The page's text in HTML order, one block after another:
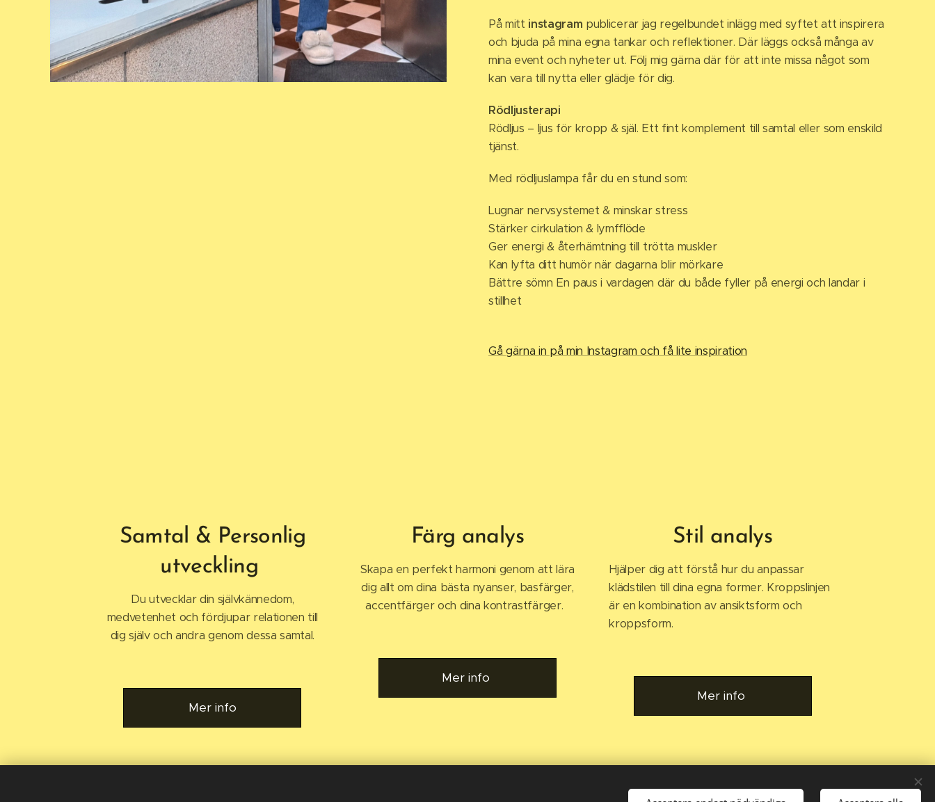
På mitt instagram publicerar jag regelbundet inlägg med syftet att inspirera
och bjuda på mina egna tankar och reflektioner. Där läggs också många av
mina event och nyheter ut. Följ mig gärna där för att inte missa något som
kan vara till nytta eller glädje för dig.
Rödljusterapi
Rödljus – ljus för kropp & själ. Ett fint komplement till samtal eller som enskild
tjänst.
Med rödljuslampa får du en stund som:
Lugnar nervsystemet & minskar stress
Stärker cirkulation & lymfflöde
Ger energi & återhämtning till trötta muskler
Kan lyfta ditt humör när dagarna blir mörkare
Bättre sömn En paus i vardagen där du både fyller på energi och landar i
stillhet
Gå gärna in på min Instagram och få lite inspiration
Samtal & Personlig
utveckling
Du utvecklar din självkännedom,
medvetenhet och fördjupar relationen till
dig själv och andra genom dessa samtal.
Mer info
Färg analys
Skapa en perfekt harmoni genom att lära
dig allt om dina bästa nyanser, basfärger,
accentfärger och dina kontrastfärger.
Mer info
Stil analys
Hjälper dig att förstå hur du anpassar
klädstilen till dina egna former. Kroppslinjen
är en kombination av ansiktsform och
kroppsform.
Mer info